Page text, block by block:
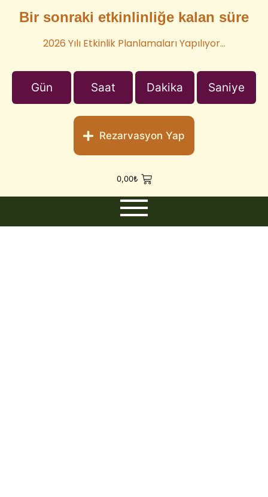
Bir sonraki etkinlinliğe kalan süre
2026 Yılı Etkinlik Planlamaları Yapılıyor…
Gün Saat Dakika Saniye
Rezarvasyon Yap
0,00₺